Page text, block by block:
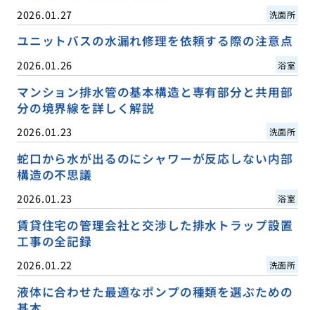
2026.01.27 洗面所
ユニットバスの水漏れ修理を依頼する際の注意点
2026.01.26 浴室
マンション排水管の基本構造と専有部分と共用部
分の境界線を詳しく解説
2026.01.23 洗面所
蛇口から水が出るのにシャワーが反応しない内部
構造の不思議
2026.01.23 浴室
賃貸住宅の管理会社と交渉した排水トラップ設置
工事の全記録
2026.01.22 洗面所
液体に合わせた最適なポンプの種類を選ぶための